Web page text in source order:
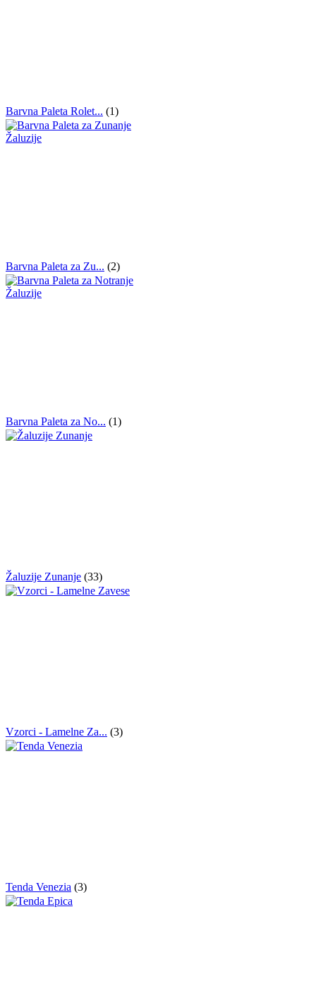
Barvna Paleta Rolet... (1)
Barvna Paleta za Zu... (2)
Barvna Paleta za No... (1)
Žaluzije Zunanje (33)
Vzorci - Lamelne Za... (3)
Tenda Venezia (3)